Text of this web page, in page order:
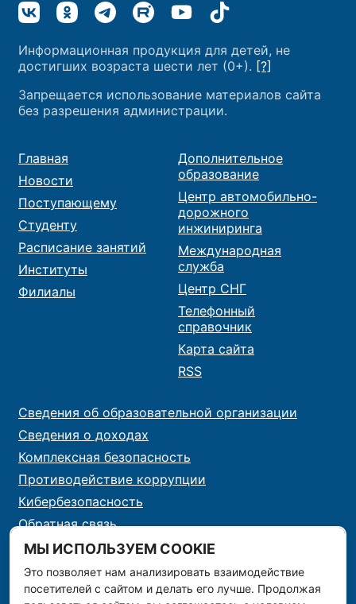
МЫ ИСПОЛЬЗУЕМ COOKIE
Это позволяет нам анализировать взаимодействие
посетителей с сайтом и делать его лучше. Продолжая
Информационная продукция для детей, не
достигших возраста шести лет (0+). [?]
Запрещается использование материалов сайта
без разрешения администрации.
Главная
Новости
Поступающему
Студенту
Расписание занятий
Институты
Филиалы
Дополнительное
образование
Центр автомобильно-
дорожного
инжиниринга
Международная
служба
Центр СНГ
Телефонный
справочник
Карта сайта
RSS
Сведения об образовательной организации
Сведения о доходах
Комплексная безопасность
Противодействие коррупции
Кибербезопасность
Обратная связь
Контакты